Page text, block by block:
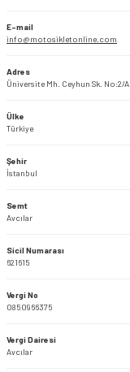
E-mail
info@motosikletonline.com
Adres
Üniversite Mh. Ceyhun Sk. No:2/A
Ülke
Türkiye
Şehir
İstanbul
Semt
Avcılar
Sicil Numarası
621615
Vergi No
0850966375
Vergi Dairesi
Avcılar